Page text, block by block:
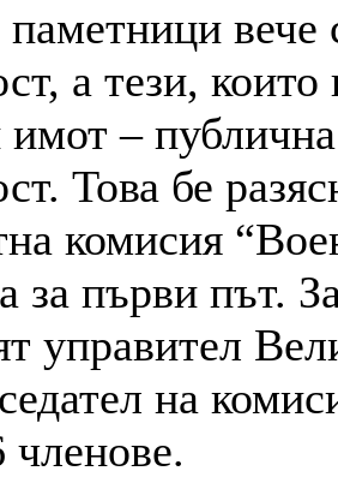
а тези,
–
Това бе
комисия
за първи път.
управител
на
членове.